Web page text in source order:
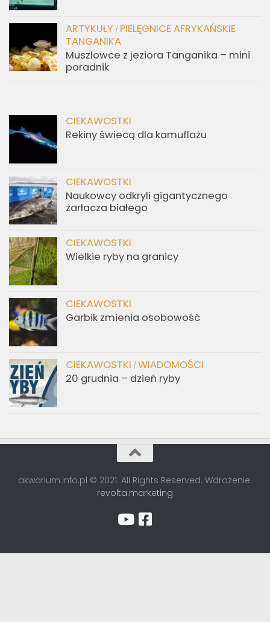
ARTYKUŁY / PIELĘGNICE AFRYKAŃSKIE
TANGANIKA
Muszlowce z jeziora Tanganika – mini
poradnik
CIEKAWOSTKI
Rekiny świecą dla kamuflażu
CIEKAWOSTKI
Naukowcy odkryli gigantycznego
żarłacza białego
CIEKAWOSTKI
Wielkie ryby na granicy
CIEKAWOSTKI
Garbik zmienia osobowość
CIEKAWOSTKI / WIADOMOŚCI
20 grudnia – dzień ryby
akwarium.info.pl © 2021. All Rights Reserved. Wdrożenie:
revolta.marketing